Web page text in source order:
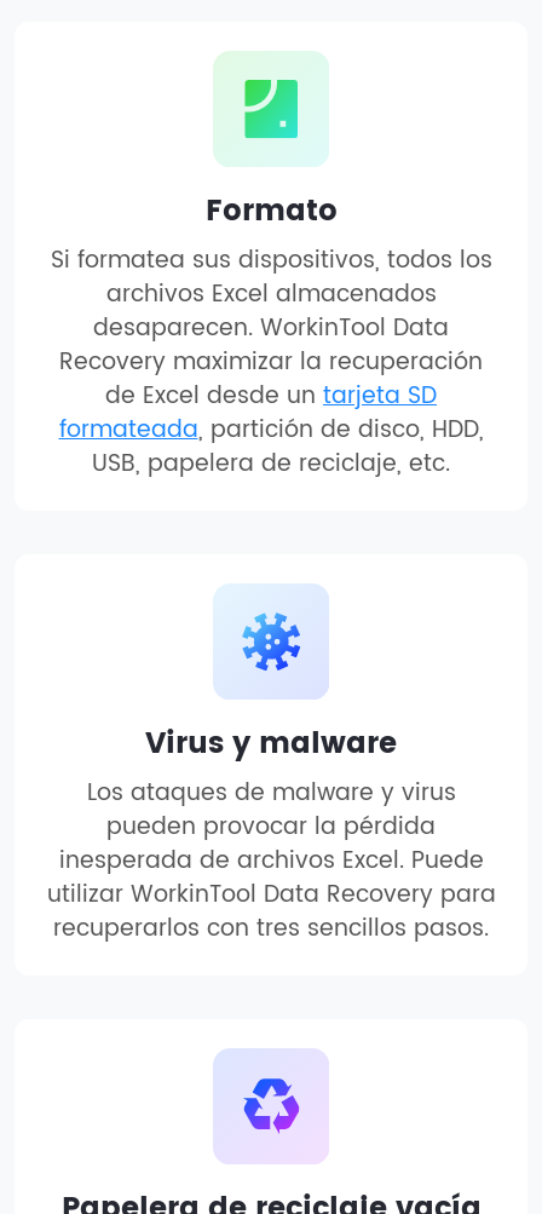
Formato
Si formatea sus dispositivos, todos los
archivos Excel almacenados
desaparecen. WorkinTool Data
Recovery maximizar la recuperación
de Excel desde un tarjeta SD
formateada, partición de disco, HDD,
USB, papelera de reciclaje, etc.
Virus y malware
Los ataques de malware y virus
pueden provocar la pérdida
inesperada de archivos Excel. Puede
utilizar WorkinTool Data Recovery para
recuperarlos con tres sencillos pasos.